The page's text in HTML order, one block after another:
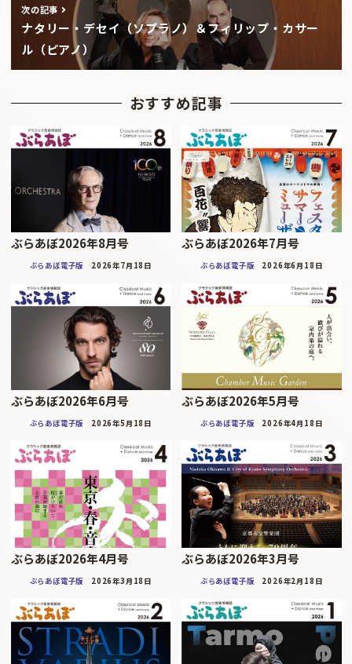
次の記事
ナタリー・デセイ（ソプラノ）＆フィリップ・カサー
ル（ピアノ）
おすすめ記事
ぶらあぼ2026年8月号
ぶらあぼ電子版 2026年7月18日
ぶらあぼ2026年7月号
ぶらあぼ電子版 2026年6月18日
ぶらあぼ2026年6月号
ぶらあぼ電子版 2026年5月18日
ぶらあぼ2026年5月号
ぶらあぼ電子版 2026年4月18日
ぶらあぼ2026年4月号
ぶらあぼ電子版 2026年3月18日
ぶらあぼ2026年3月号
ぶらあぼ電子版 2026年2月18日